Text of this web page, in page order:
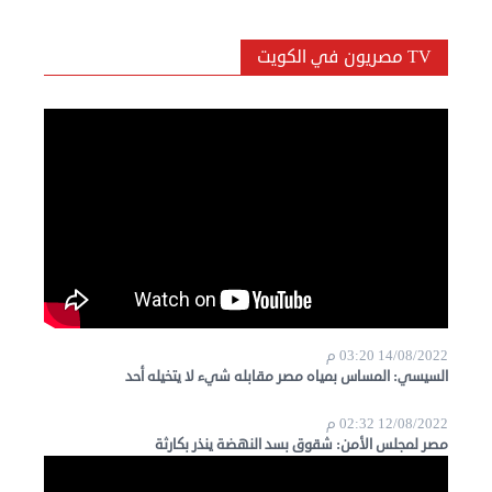
TV مصريون في الكويت
14/08/2022 03:20 م
السيسي: المساس بمياه مصر مقابله شيء لا يتخيله أحد
12/08/2022 02:32 م
مصر لمجلس الأمن: شقوق بسد النهضة ينذر بكارثة